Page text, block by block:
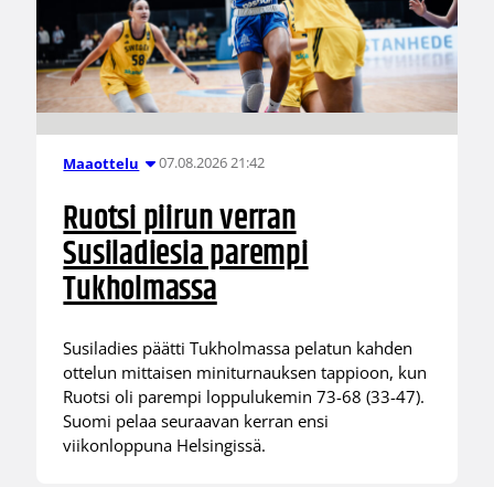
Maaottelu 07.08.2026 21:42
Ruotsi piirun verran
Susiladiesia parempi
Tukholmassa
Susiladies päätti Tukholmassa pelatun kahden
ottelun mittaisen miniturnauksen tappioon, kun
Ruotsi oli parempi loppulukemin 73-68 (33-47).
Suomi pelaa seuraavan kerran ensi
viikonloppuna Helsingissä.